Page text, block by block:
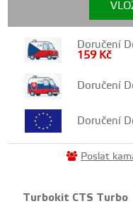
Doručení
159 Kč
Doručení
Doručení
Poslat
Turbokit CTS Turbo